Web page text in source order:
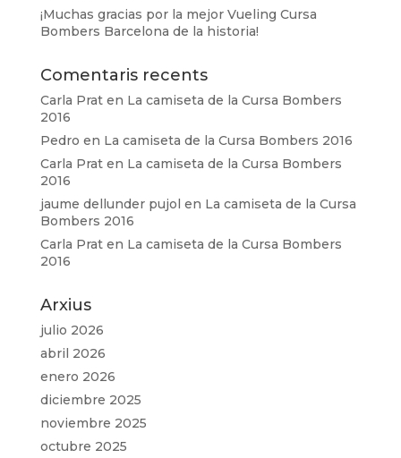
¡Muchas gracias por la mejor Vueling Cursa
Bombers Barcelona de la historia!
Comentaris recents
Carla Praten La camiseta de la Cursa Bombers
2016
Pedro en La camiseta de la Cursa Bombers 2016
Carla Praten La camiseta de la Cursa Bombers
2016
jaume dellunder pujol en La camiseta de la Cursa
Bombers 2016
Carla Praten La camiseta de la Cursa Bombers
2016
Arxius
julio 2026
abril 2026
enero 2026
diciembre 2025
noviembre 2025
octubre 2025